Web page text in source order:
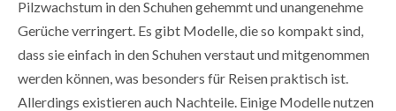
Pilzwachstum in den Schuhen gehemmt und unangenehme
Gerüche verringert. Es gibt Modelle, die so kompakt sind,
dass sie einfach in den Schuhen verstaut und mitgenommen
werden können, was besonders für Reisen praktisch ist.
Allerdings existieren auch Nachteile. Einige Modelle nutzen